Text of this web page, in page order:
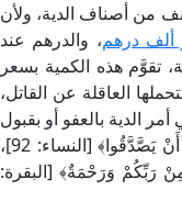
من أصناف الدية، ولأن
ألف درهم، والدرهم عند
35 كيلوجرامًا و700 جرام من الفضة، تقوَّم هذه الكمية بسعر
العاقلة عن القاتل،
الدية بالعفو أو بقبول
قيمة أقل أمر مشروع بنص القرآن الكريم؛ حيث يقول تعالى: ﴿وَدِيَةٌ مُسَلَّمَةٌ إِلَى أَهْلِهِ إِلَّا أَنْ يَصَّدَّقُوا﴾ [النساء: 92]،
رَبِّكُمْ وَرَحْمَةٌ﴾ [البقرة: